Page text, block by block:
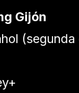
Gijón
(segunda